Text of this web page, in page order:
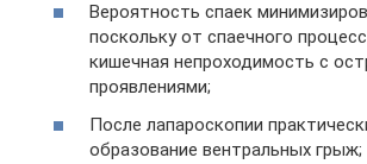
Вероятность спаек
поскольку от спаечного
кишечная непроходимость с
проявлениями;
После лапароскопии
образование вентральных грыж;